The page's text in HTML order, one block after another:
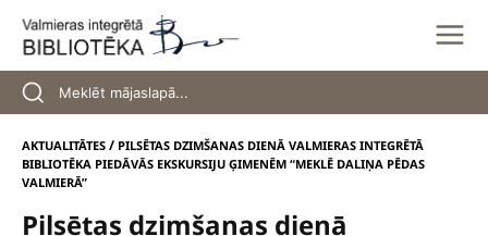
content
AKTUALITĀTES / PILSĒTAS DZIMŠANAS DIENĀ VALMIERAS INTEGRĒTĀ
BIBLIOTĒKA PIEDĀVĀS EKSKURSIJU ĢIMENĒM “MEKLĒ DALIŅA PĒDAS
VALMIERĀ”
Pilsētas dzimšanas dienā